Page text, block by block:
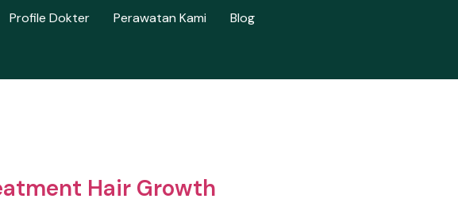
Profile Dokter Perawatan Kami Blog
Hair Growth